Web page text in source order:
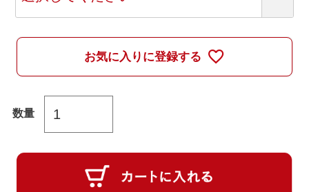
お気に入りに登録する